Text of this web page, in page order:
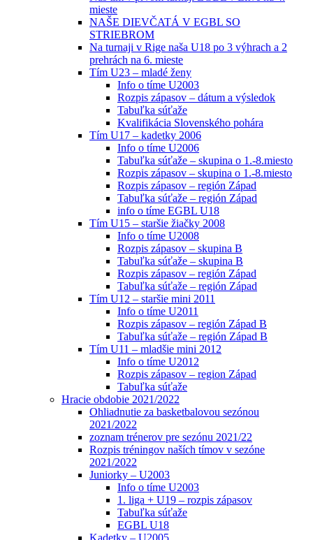
mieste
NAŠE DIEVČATÁ V EGBL SO
STRIEBROM
Na turnaji v Rige naša U18 po 3 výhrach a 2
prehrách na 6. mieste
Tím U23 – mladé ženy
Info o tíme U2003
Rozpis zápasov – dátum a výsledok
Tabuľka súťaže
Kvalifikácia Slovenského pohára
Tím U17 – kadetky 2006
Info o tíme U2006
Tabuľka súťaže – skupina o 1.-8.miesto
Rozpis zápasov – skupina o 1.-8.miesto
Rozpis zápasov – región Západ
Tabuľka súťaže – región Západ
info o tíme EGBL U18
Tím U15 – staršie žiačky 2008
Info o tíme U2008
Rozpis zápasov – skupina B
Tabuľka súťaže – skupina B
Rozpis zápasov – región Západ
Tabuľka súťaže – región Západ
Tím U12 – staršie mini 2011
Info o tíme U2011
Rozpis zápasov – región Západ B
Tabuľka súťaže – región Západ B
Tím U11 – mladšie mini 2012
Info o tíme U2012
Rozpis zápasov – region Západ
Tabuľka súťaže
Hracie obdobie 2021/2022
Ohliadnutie za basketbalovou sezónou
2021/2022
zoznam trénerov pre sezónu 2021/22
Rozpis tréningov naších tímov v sezóne
2021/2022
Juniorky – U2003
Info o tíme U2003
1. liga + U19 – rozpis zápasov
Tabuľka súťaže
EGBL U18
Kadetky – U2005